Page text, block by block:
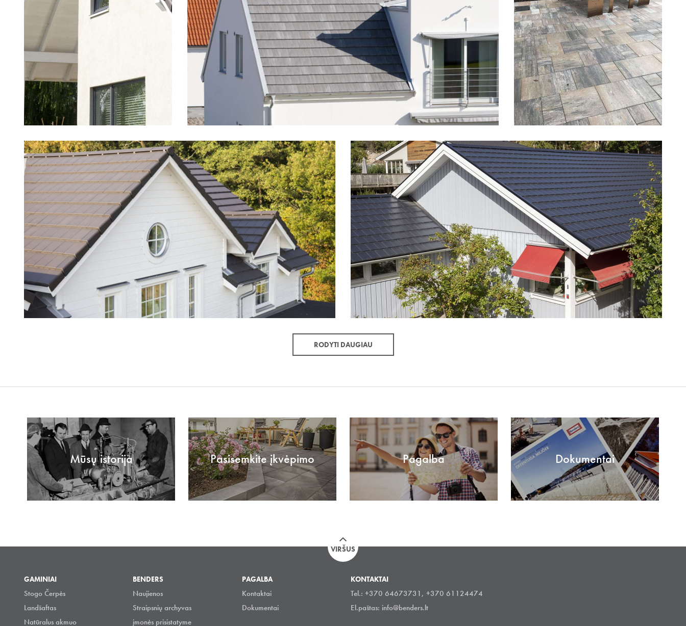
RODYTI DAUGIAU
Mūsų istorija Pasisemkite įkvėpimo Pagalba Dokumentai
VIRŠUS
GAMINIAI
Stogo Čerpės
Landšaftas
Natūralus akmuo
BENDERS
Naujienos
Straipsnių archyvas
įmonės prisistatyme
PAGALBA
Kontaktai
Dokumentai
KONTAKTAI
Tel.: +370 64673731, +370 61124474
El.paštas: info@benders.lt